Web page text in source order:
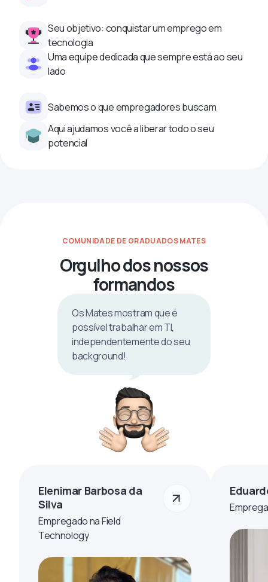
Seu objetivo: conquistar um emprego em
tecnologia
Uma equipe dedicada que sempre está ao seu
lado
Sabemos o que empregadores buscam
Aqui ajudamos você a liberar todo o seu
potencial
COMUNIDADE DE GRADUADOS MATES
Orgulho dos nossos
formandos
Os Mates mostram que é
possível trabalhar em TI,
independentemente do seu
background!
Elenimar Barbosa da
Silva
Empregado na Field
Technology